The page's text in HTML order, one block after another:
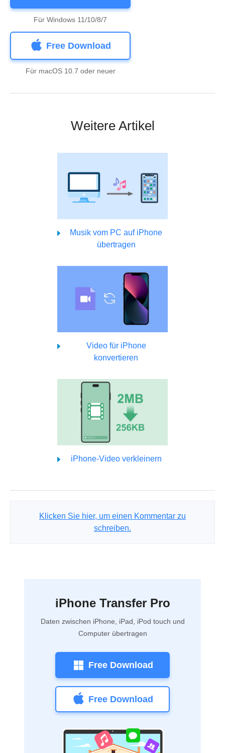
Für Windows 11/10/8/7
Free Download
Für macOS 10.7 oder neuer
Weitere Artikel
Musik vom PC auf iPhone
übertragen
Video für iPhone
konvertieren
iPhone-Video verkleinern
Klicken Sie hier, um einen Kommentar zu
schreiben.
iPhone Transfer Pro
Daten zwischen iPhone, iPad, iPod touch und
Computer übertragen
Free Download
Free Download